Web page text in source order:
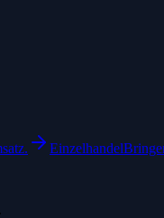
Einzelhandel